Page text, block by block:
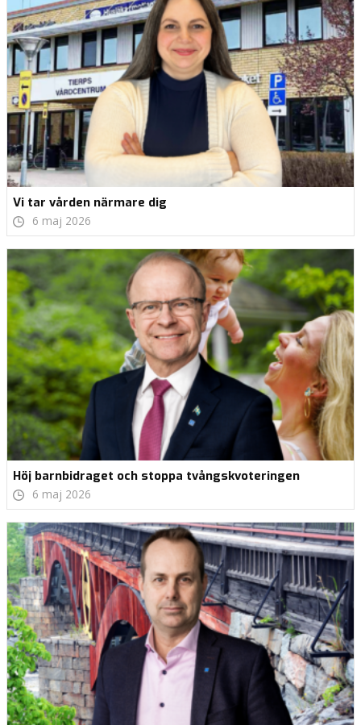
Vi tar vården närmare dig
6 maj 2026
Höj barnbidraget och stoppa tvångskvoteringen
6 maj 2026